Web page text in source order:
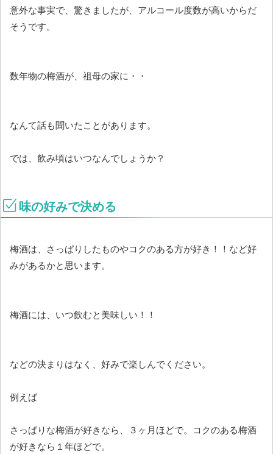
意外な事実で、驚きましたが、アルコール度数が高いからだ
そうです。
数年物の梅酒が、祖母の家に・・
なんて話も聞いたことがあります。
では、飲み頃はいつなんでしょうか？
味の好みで決める
梅酒は、さっぱりしたものやコクのある方が好き！！など好
みがあるかと思います。
梅酒には、いつ飲むと美味しい！！
などの決まりはなく、好みで楽しんでください。
例えば
さっぱりな梅酒が好きなら、３ヶ月ほどで。コクのある梅酒
が好きなら１年ほどで。